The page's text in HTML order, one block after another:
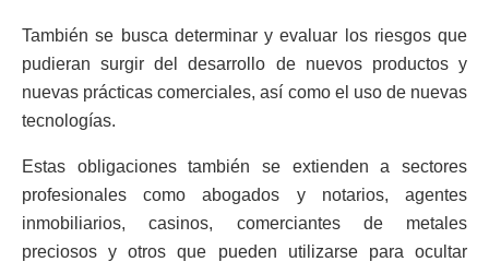
También se busca determinar y evaluar los riesgos que
pudieran surgir del desarrollo de nuevos productos y
nuevas prácticas comerciales, así como el uso de nuevas
tecnologías.
Estas obligaciones también se extienden a sectores
profesionales como abogados y notarios, agentes
inmobiliarios, casinos, comerciantes de metales
preciosos y otros que pueden utilizarse para ocultar